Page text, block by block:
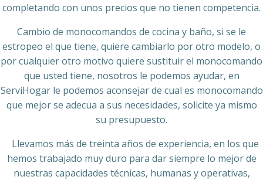
completando con unos precios que no tienen competencia.
Cambio de monocomandos de cocina y baño, si se le
estropeo el que tiene, quiere cambiarlo por otro modelo, o
por cualquier otro motivo quiere sustituir el monocomando
que usted tiene, nosotros le podemos ayudar, en
ServiHogar le podemos aconsejar de cual es monocomando
que mejor se adecua a sus necesidades, solicite ya mismo
su presupuesto.
Llevamos más de treinta años de experiencia, en los que
hemos trabajado muy duro para dar siempre lo mejor de
nuestras capacidades técnicas, humanas y operativas,